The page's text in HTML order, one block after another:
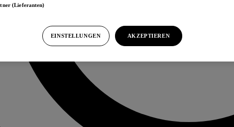
(Lieferanten)
EINSTELLUNGEN AKZEPTIEREN